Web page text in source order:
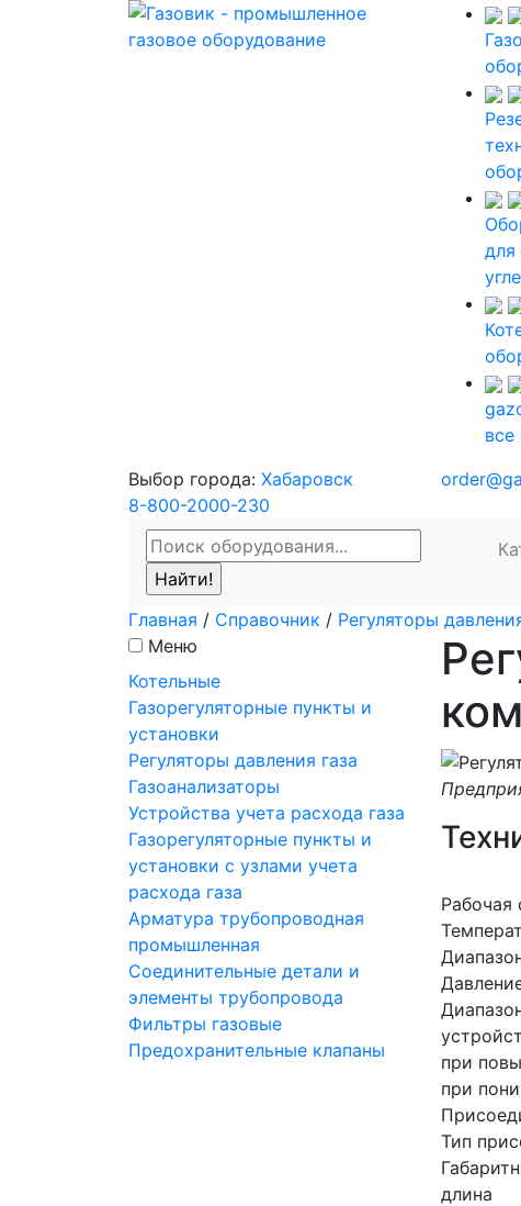
все
Выбор города: Хабаровск
8-800-2000-230
Главная / Справочник / Регуляторы
Меню
Котельные
Газорегуляторные пункты и
установки
Регуляторы давления газа
Газоанализаторы
Устройства учета расхода газа
Газорегуляторные пункты и
установки с узлами учета
расхода газа
Арматура трубопроводная
промышленная
Соединительные детали и
элементы трубопровода
Фильтры газовые
Предохранительные клапаны
Рабочая
при
при
Тип
длина